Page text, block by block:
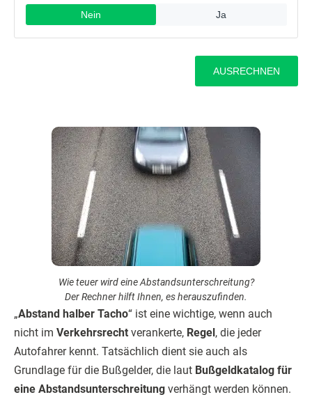
Wie teuer wird eine Abstandsunterschreitung?
Der Rechner hilft Ihnen, es herauszufinden.
„Abstand halber Tacho“ ist eine wichtige, wenn auch
nicht im Verkehrsrecht verankerte, Regel, die jeder
Autofahrer kennt. Tatsächlich dient sie auch als
Grundlage für die Bußgelder, die laut Bußgeldkatalog für
eine Abstandsunterschreitung verhängt werden können.